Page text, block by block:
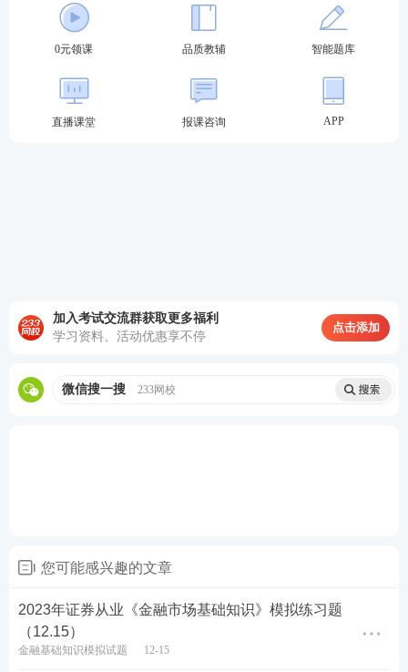
D. Ⅰ、Ⅱ、Ⅲ、Ⅳ
查看答案
试题不够刷？233网校证券从业及专项考试题库，海
备战证券从业及专项考试，及时获取证券考试资讯、
试题等资料，添加证券学霸君微信号【
您加入证券学习交流微信群，与大家一起备考学习！
也可直接扫描下面相应二维码入群或领取
0元领课 品质教辅 智能题库
直播课堂 报课咨询 APP
加入考试交流群获取更多福利
学习资料、活动优惠享不停
点击添加
微信搜一搜 233网校
您可能感兴趣的文章
2023年证券从业《金融市场基础知识》模拟练习题
（12.15）
金融基础知识模拟试题 12-15